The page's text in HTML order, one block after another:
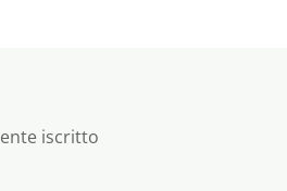
iscritto